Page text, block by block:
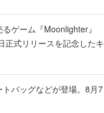
ゲーム『Moonlighter』
正式リリースを記念したキ
バッグなどが登場。8月7